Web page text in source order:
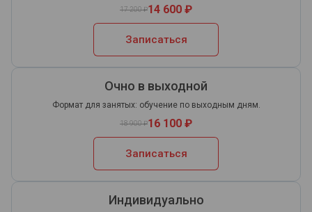
17 200 ₽14 600 ₽
Записаться
Очно в выходной
Формат для занятых: обучение по выходным дням.
18 900 ₽16 100 ₽
Записаться
Индивидуально